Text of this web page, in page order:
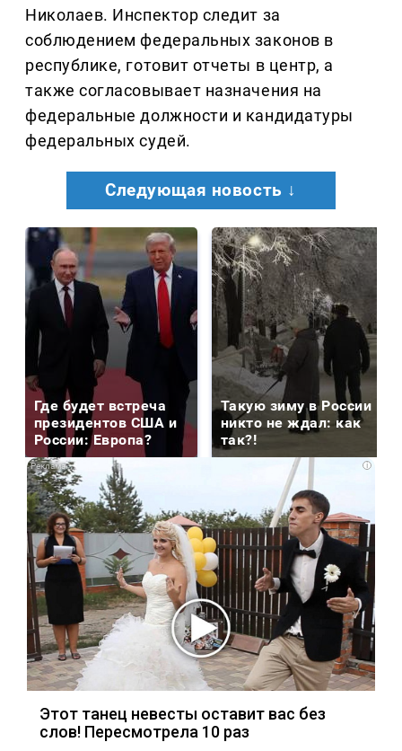
Николаев. Инспектор следит за
соблюдением федеральных законов в
республике, готовит отчеты в центр, а
также согласовывает назначения на
федеральные должности и кандидатуры
федеральных судей.
Следующая новость ↓
Где будет встреча
президентов США и
России: Европа?
Такую зиму в России
никто не ждал: как
так?!
i
Этот танец невесты оставит вас без
слов! Пересмотрела 10 раз